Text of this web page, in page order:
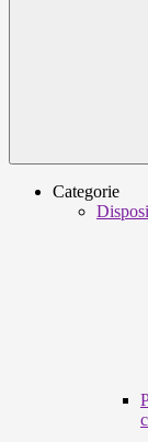
Categorie